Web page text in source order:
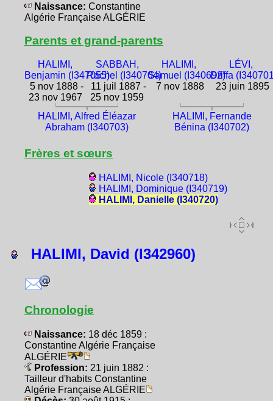
Naissance: Constantine
Algérie Française ALGÉRIE
Parents et grand-parents
HALIMI,
Benjamin (I347055)
5 nov 1888 -
23 nov 1967
SABBAH,
Rachel (I340704)
11 juil 1887 -
25 nov 1959
HALIMI,
Samuel (I340692)
7 nov 1888
LÉVI,
Driffa
23 juin 1895
HALIMI, Alfred Éléazar
Abraham (I340703)
HALIMI, Fernande
Bénina (I340702)
Frères et sœurs
HALIMI, Nicole (I340718)
HALIMI, Dominique (I340719)
HALIMI, Danielle (I340720)
HALIMI, David (I342960)
Chronologie
Naissance: 18 déc 1859 :
Constantine Algérie Française
ALGÉRIE
Profession: 21 juin 1882 :
Tailleur d'habits Constantine
Algérie Française ALGÉRIE